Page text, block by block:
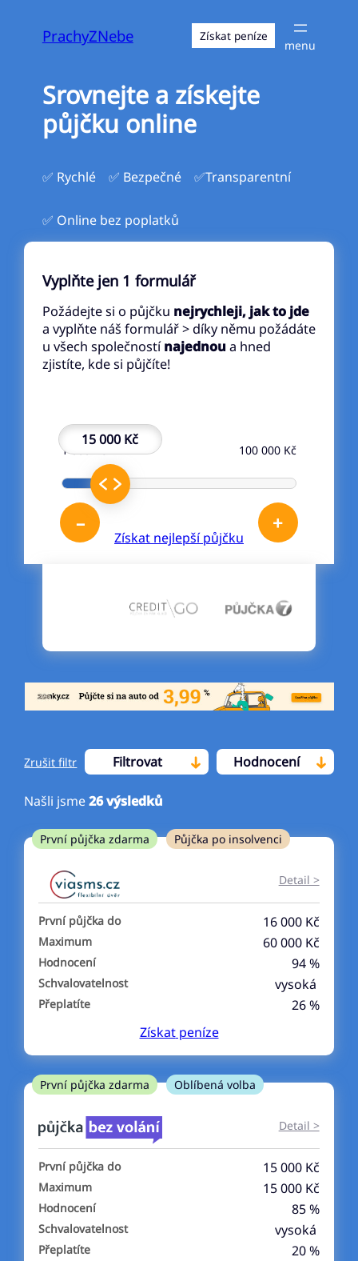
PrachyZNebe Získat peníze
Srovnejte a získejte
půjčku online
✅ Rychlé ✅ Bezpečné ✅Transparentní
✅ Online bez poplatků
Vyplňte jen 1 formulář
Požádejte si o půjčku nejrychleji, jak to jde
a vyplňte náš formulář > díky němu požádáte
u všech společnostínajednou a hned
zjistíte, kde si půjčíte!
15 000 Kč
– +
1 000 Kč 100 000 Kč
Získat nejlepší půjčku
Zrušit filtr Filtrovat Hodnocení
Od
První půjčka zdarma
–
ano
ne
ano
ne
V exekuci
ano
ne
Po insolvenci
ano
Našli jsme26výsledků
První půjčka zdarma Půjčka po insolvenci
Detail >
První půjčka do 16 000 Kč
Maximum 60 000 Kč
Hodnocení 94 %
Schvalovatelnost vysoká
Přeplatíte
26 %
Získatpeníze
První půjčka zdarma Oblíbená volba
Detail >
První půjčka do 15 000 Kč
Maximum 15 000 Kč
Hodnocení 85 %
Schvalovatelnost vysoká
Přeplatíte
20 %